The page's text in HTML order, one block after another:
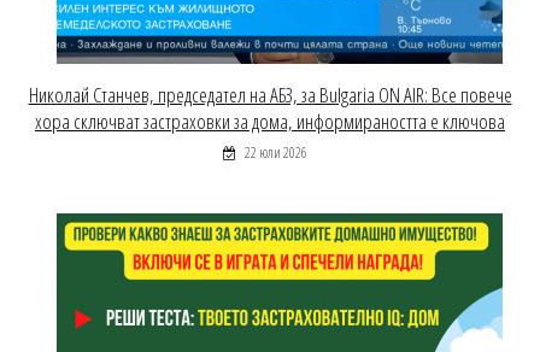
Николай Станчев, председател на АБЗ, за Bulgaria ON AIR: Все повече
хора сключват застраховки за дома, информираността е ключова
22 юли 2026